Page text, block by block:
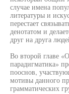
случае имена
литературы и
перестает
денотатом и
друг на друга
Во второй главе
парадигматика»
пооснов,
мотивы данного
грамматических